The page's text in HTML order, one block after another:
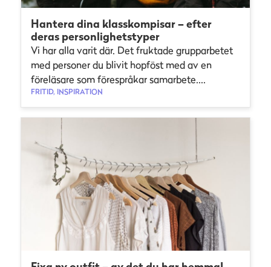
Hantera dina klasskompisar – efter
deras personlighetstyper
Vi har alla varit där. Det fruktade grupparbetet
med personer du blivit hopföst med av en
föreläsare som förespråkar samarbete....
FRITID, INSPIRATION